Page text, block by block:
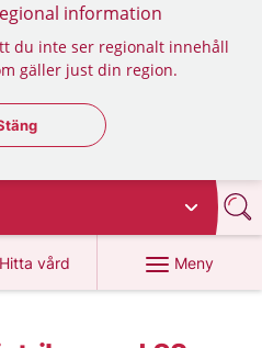
information
du inte ser regionalt innehåll
gäller just din region.
regionsväljaren
Hitta vård
på 1177.se
Meny